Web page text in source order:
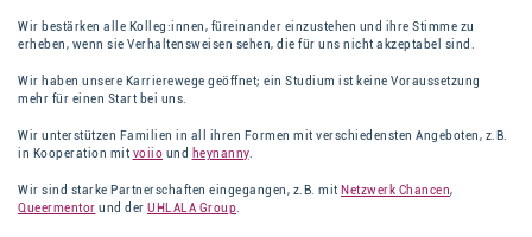
Wir bestärken alle Kolleg:innen, füreinander einzustehen und ihre Stimme zu
erheben, wenn sie Verhaltensweisen sehen, die für uns nicht akzeptabel sind.
Wir haben unsere Karrierewege geöffnet; ein Studium ist keine Voraussetzung
mehr für einen Start bei uns.
Wir unterstützen Familien in all ihren Formen mit verschiedensten Angeboten, z.B.
in Kooperation mit voiio und heynanny.
Wir sind starke Partnerschaften eingegangen, z.B. mit Netzwerk Chancen,
Queermentor und der UHLALA Group